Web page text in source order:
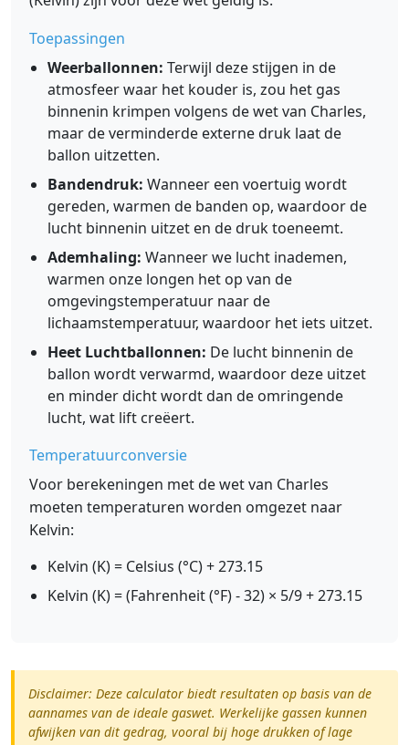
Toepassingen
Weerballonnen: Terwijl deze stijgen in de
atmosfeer waar het kouder is, zou het gas
binnenin krimpen volgens de wet van Charles,
maar de verminderde externe druk laat de
ballon uitzetten.
Bandendruk: Wanneer een voertuig wordt
gereden, warmen de banden op, waardoor de
lucht binnenin uitzet en de druk toeneemt.
Ademhaling: Wanneer we lucht inademen,
warmen onze longen het op van de
omgevingstemperatuur naar de
lichaamstemperatuur, waardoor het iets uitzet.
Heet Luchtballonnen: De lucht binnenin de
ballon wordt verwarmd, waardoor deze uitzet
en minder dicht wordt dan de omringende
lucht, wat lift creëert.
Temperatuurconversie
Voor berekeningen met de wet van Charles
moeten temperaturen worden omgezet naar
Kelvin:
Kelvin (K) = Celsius (°C) + 273.15
Kelvin (K) = (Fahrenheit (°F) - 32) × 5/9 + 273.15
Disclaimer: Deze calculator biedt resultaten op basis van de
aannames van de ideale gaswet. Werkelijke gassen kunnen
afwijken van dit gedrag, vooral bij hoge drukken of lage